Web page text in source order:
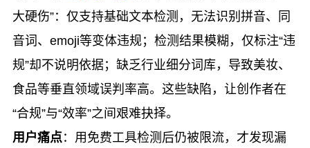
大硬伤”：仅支持基础文本检测，无法识别拼音、同
音词、emoji等变体违规；检测结果模糊，仅标注“违
规”却不说明依据；缺乏行业细分词库，导致美妆、
食品等垂直领域误判率高。这些缺陷，让创作者在
“合规”与“效率”之间艰难抉择。
用户痛点 ：用免费工具检测后仍被限流，才发现漏